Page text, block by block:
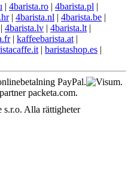
| 4barista.ro | 4barista.pl |
| 4barista.nl | 4barista.be |
| 4barista.lv | 4barista.lt |
| kaffeebarista.at |
| baristashop.es |
Alla rättigheter